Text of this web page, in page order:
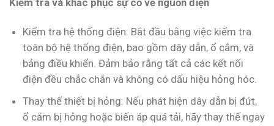
Kiểm tra và khắc phục sự cố về nguồn điện
Kiểm tra hệ thống điện: Bắt đầu bằng việc kiểm tra
toàn bộ hệ thống điện, bao gồm dây dẫn, ổ cắm, và
bảng điều khiển. Đảm bảo rằng tất cả các kết nối
điện đều chắc chắn và không có dấu hiệu hỏng hóc.
Thay thế thiết bị hỏng: Nếu phát hiện dây dẫn bị đứt,
ổ cắm bị hỏng hoặc biến áp quá tải, hãy thay thế ngay